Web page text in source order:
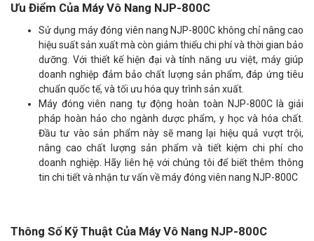
Ưu Điểm Của Máy Vô Nang NJP-800C
Sử dụng máy đóng viên nang NJP-800C không chỉ nâng cao
hiệu suất sản xuất mà còn giảm thiểu chi phí và thời gian bảo
dưỡng. Với thiết kế hiện đại và tính năng ưu việt, máy giúp
doanh nghiệp đảm bảo chất lượng sản phẩm, đáp ứng tiêu
chuẩn quốc tế, và tối ưu hóa quy trình sản xuất.
Máy đóng viên nang tự động hoàn toàn NJP-800C là giải
pháp hoàn hảo cho ngành dược phẩm, y học và hóa chất.
Đầu tư vào sản phẩm này sẽ mang lại hiệu quả vượt trội,
nâng cao chất lượng sản phẩm và tiết kiệm chi phí cho
doanh nghiệp. Hãy liên hệ với chúng tôi để biết thêm thông
tin chi tiết và nhận tư vấn về máy đóng viên nang NJP-800C
Thông Số Kỹ Thuật Của Máy Vô Nang NJP-800C